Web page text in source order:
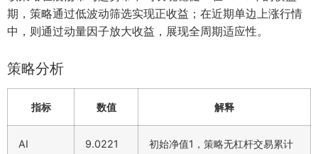
期，策略通过低波动筛选实现正收益；在近期单边上涨行情
中，则通过动量因子放大收益，展现全周期适应性。
策略分析
指标 数值 解释
AI
9.0221
初始净值1，策略无杠杆交易累计